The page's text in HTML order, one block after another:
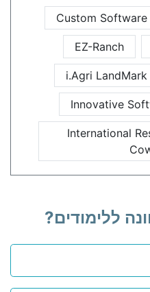
Custom
EZ-Ranch
i.Agri LandMark
Innovative
International
ללימודים?